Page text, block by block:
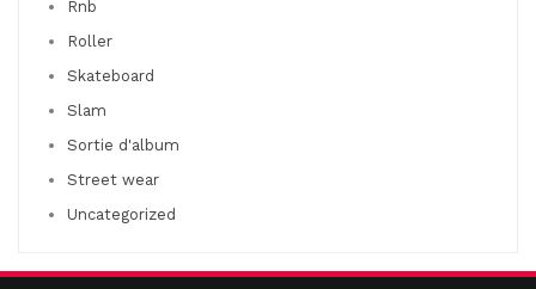
Rnb
Roller
Skateboard
Slam
Sortie d'album
Street wear
Uncategorized